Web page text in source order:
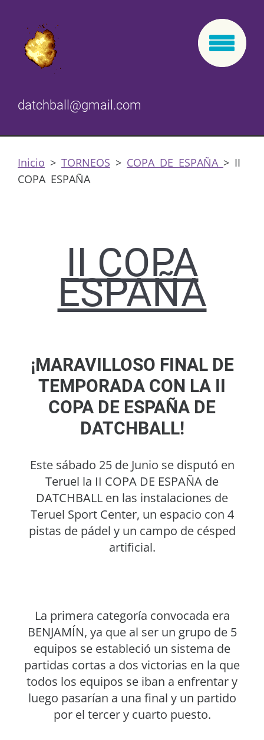
datchball@gmail.com
Inicio > TORNEOS > COPA DE ESPAÑA > II
COPA ESPAÑA
II COPA
ESPAÑA
¡MARAVILLOSO FINAL DE
TEMPORADA CON LA II
COPA DE ESPAÑA DE
DATCHBALL!
Este sábado 25 de Junio se disputó en
Teruel la II COPA DE ESPAÑA de
DATCHBALL en las instalaciones de
Teruel Sport Center, un espacio con 4
pistas de pádel y un campo de césped
artificial.
La primera categoría convocada era
BENJAMÍN, ya que al ser un grupo de 5
equipos se estableció un sistema de
partidas cortas a dos victorias en la que
todos los equipos se iban a enfrentar y
luego pasarían a una final y un partido
por el tercer y cuarto puesto.